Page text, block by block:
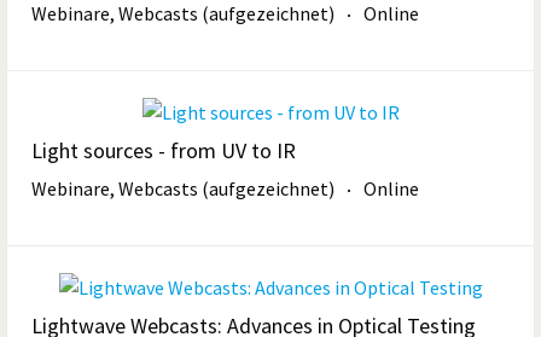
Webinare, Webcasts (aufgezeichnet) Online
Light sources - from UV to IR
Webinare, Webcasts (aufgezeichnet) Online
Lightwave Webcasts: Advances in Optical Testing